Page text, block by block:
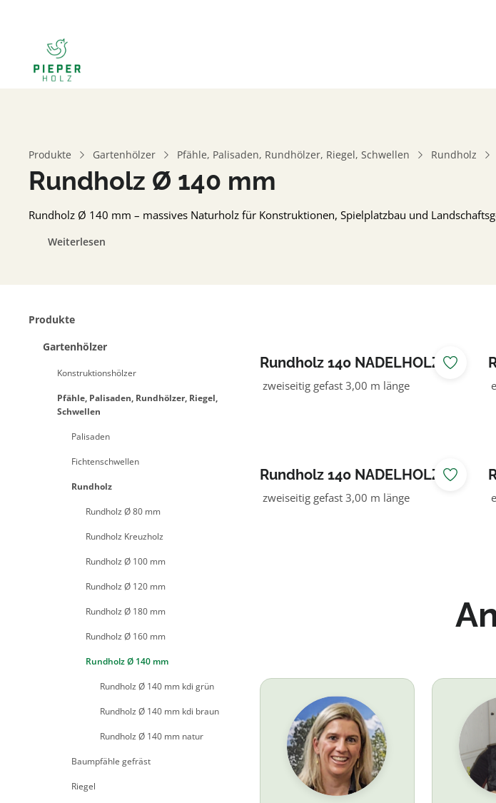
Produkte Gartenhölzer Pfähle, Palisaden, Rundhölzer, Riegel, Schwellen Rundholz
Rundholz Ø 140 mm
Rundholz Ø 140 mm – massives Naturholz für Konstruktionen, Spielplatzbau und
Weiterlesen
Produkte
Gartenhölzer
Konstruktionshölzer
Pfähle, Palisaden, Rundhölzer, Riegel,
Schwellen
Palisaden
Fichtenschwellen
Rundholz
Rundholz Ø 80 mm
Rundholz Kreuzholz
Rundholz Ø 100 mm
Rundholz Ø 120 mm
Rundholz Ø 180 mm
Rundholz Ø 160 mm
Rundholz Ø 140 mm
Rundholz Ø 140 mm kdi grün
Rundholz Ø 140 mm kdi braun
Rundholz Ø 140 mm natur
Baumpfähle gefräst
Riegel
Rundholz 140 NADELHOLZ
zweiseitig gefast 3,00 m länge
Rundholz 140 NADELHOLZ
KDI braun
zweiseitig gefast 3,00 m länge